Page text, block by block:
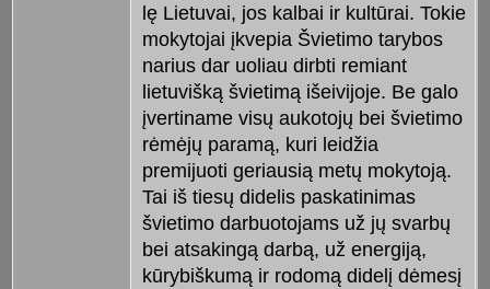
lę Lietuvai, jos kalbai ir kultūrai. To­kie
mokytojai įkvepia Švietimo tarybos
narius dar uoliau dirbti remiant
lietuvišką švietimą išeivijoje. Be galo
įvertiname visų aukotojų bei švietimo
rėmėjų paramą, kuri leidžia
premijuoti geriausią metų mokytoją.
Tai iš tiesų didelis paskatinimas
švietimo darbuotojams už jų svarbų
bei atsakingą darbą, už energiją,
kūrybišku­mą ir rodomą didelį dėmesį